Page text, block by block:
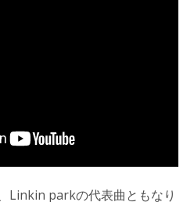
Linkin parkの代表曲ともなり